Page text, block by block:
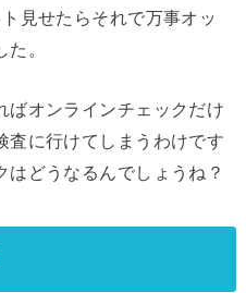
見せたらそれで万事オッ
。
ばオンラインチェックだけ
査に行けてしまうわけです
はどうなるんでしょうね？